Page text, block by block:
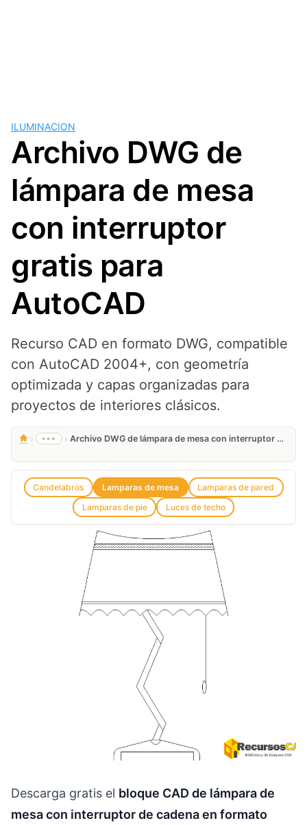
ILUMINACION
Archivo DWG de
lámpara de mesa
con interruptor
gratis para
AutoCAD
Recurso CAD en formato DWG, compatible
con AutoCAD 2004+, con geometría
optimizada y capas organizadas para
proyectos de interiores clásicos.
› ••• › Archivo DWG de lámpara de mesa con interruptor gratis para AutoCAD
Candelabros Lamparas de mesa
Lamparas de pared
Lamparas de pie
Luces de techo
Descarga gratis el bloque CAD de lámpara de
mesa con interruptor de cadena en formato